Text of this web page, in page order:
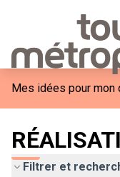
Mes idées pour mon
Filtrer et